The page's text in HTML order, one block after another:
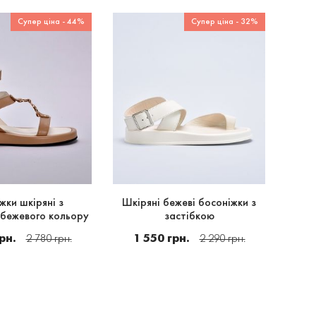
Супер ціна - 44%
шкіряні з
кольору
2 780 грн.
Супер ціна - 32%
Шкіряні бежеві босоніжки з
застібкою
1 550 грн. 2 290 грн.